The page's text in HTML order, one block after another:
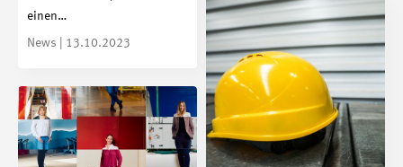
einen…
News | 13.10.2023